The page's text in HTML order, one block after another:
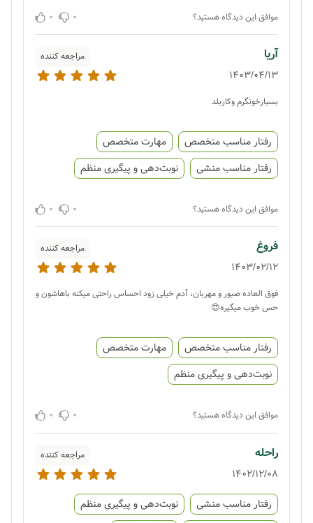
موافق این دیدگاه هستید؟ 0
0
آریا مراجعه کننده
1403/04/13
بسیارخونگرم وکاربلد
رفتار مناسب متخصص
مهارت متخصص
رفتار مناسب منشی
نوبت‌دهی و پیگیری منظم
موافق این دیدگاه هستید؟ 0
0
فروغ مراجعه کننده
1403/02/12
فوق العاده صبور و مهربان، آدم خیلی زود احساس راحتی میکنه باهاشون و
حس خوب میگیره😍
رفتار مناسب متخصص
مهارت متخصص
نوبت‌دهی و پیگیری منظم
موافق این دیدگاه هستید؟ 0
0
راحله مراجعه کننده
1402/12/08
رفتار مناسب منشی
نوبت‌دهی و پیگیری منظم